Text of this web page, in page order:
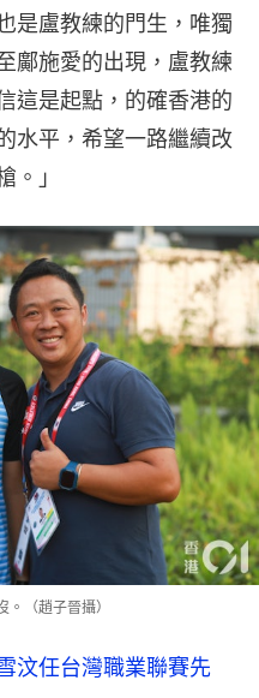
是盧教練的門生，唯獨
鄺施愛的出現，盧教練
這是起點，的確香港的
水平，希望一路繼續改
。」
（趙子晉攝）
汶任台灣職業聯賽先